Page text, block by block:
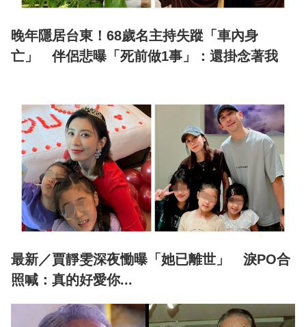
晚年隱居台東！68歲名主持失蹤「車內身
亡」 伴侶悲曝「死前做1事」：還掛念著我
最新／賈靜雯深夜慟曝「她已離世」 淚PO合
照喊：真的好愛你...